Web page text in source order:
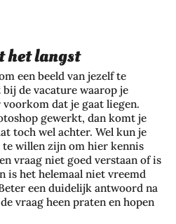
langst
een beeld van jezelf te
de vacature waarop je
dat je gaat liegen.
gewerkt, dan komt je
toch wel achter. Wel kun je
te willen zijn om hier kennis
vraag niet goed verstaan of is
is het helemaal niet vreemd
een duidelijk antwoord na
vraag heen praten en hopen